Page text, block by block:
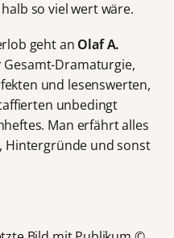
so viel wert wäre.
geht an Olaf A.
Dramaturgie,
und lesenswerten,
unbedingt
Man erfährt alles
Hintergründe und sonst